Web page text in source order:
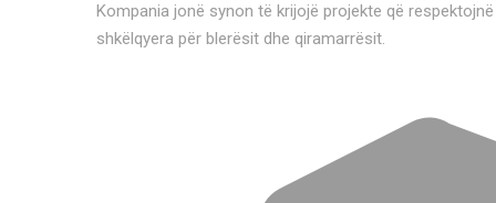
Kompania jonë synon të krijojë projekte që
shkëlqyera për blerësit dhe qiramarrësit.